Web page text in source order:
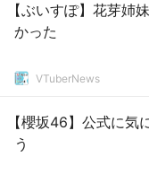
【ぶいすぽ】花芽姉
かった
VTuberNews
【櫻坂46】公式に
う